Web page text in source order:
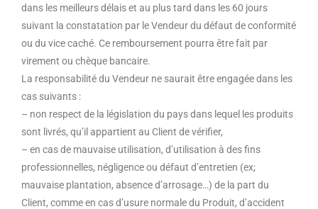
dans les meilleurs délais et au plus tard dans les 60 jours
suivant la constatation par le Vendeur du défaut de conformité
ou du vice caché. Ce remboursement pourra être fait par
virement ou chèque bancaire.
La responsabilité du Vendeur ne saurait être engagée dans les
cas suivants :
– non respect de la législation du pays dans lequel les produits
sont livrés, qu’il appartient au Client de vérifier,
– en cas de mauvaise utilisation, d’utilisation à des fins
professionnelles, négligence ou défaut d’entretien (ex;
mauvaise plantation, absence d’arrosage…) de la part du
Client, comme en cas d’usure normale du Produit, d’accident